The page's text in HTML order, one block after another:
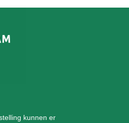
kunnen er